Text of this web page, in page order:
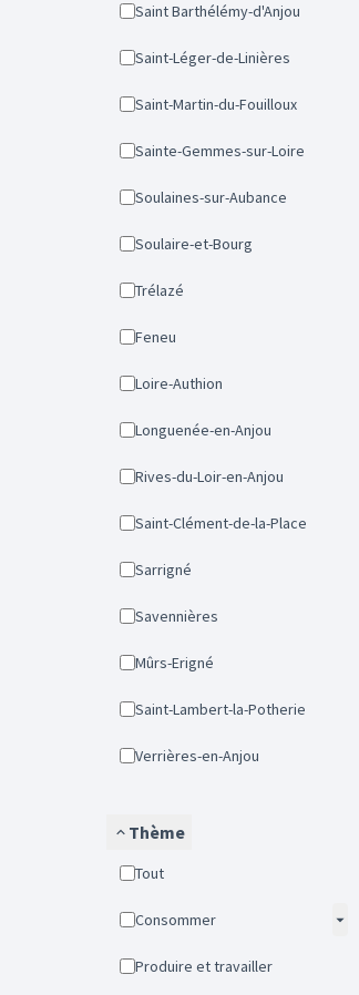
Saint Barthélémy-d'Anjou
Saint-Léger-de-Linières
Saint-Martin-du-Fouilloux
Sainte-Gemmes-sur-Loire
Soulaines-sur-Aubance
Soulaire-et-Bourg
Trélazé
Feneu
Loire-Authion
Longuenée-en-Anjou
Rives-du-Loir-en-Anjou
Saint-Clément-de-la-Place
Sarrigné
Savennières
Mûrs-Erigné
Saint-Lambert-la-Potherie
Verrières-en-Anjou
Thème
Tout
Consommer
Produire et travailler